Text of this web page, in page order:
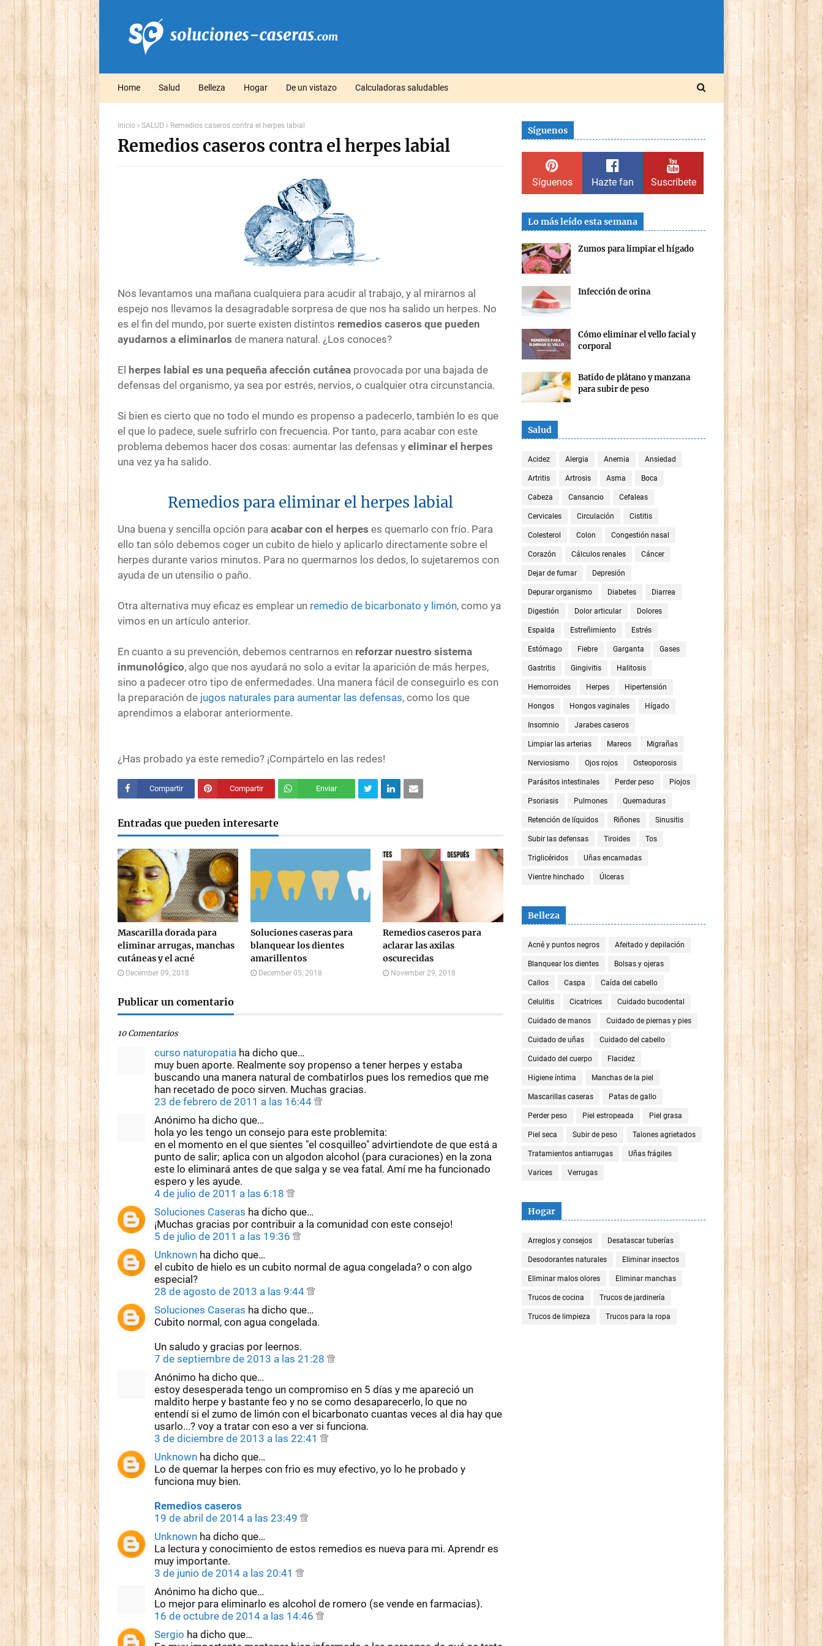
Home Salud Belleza Hogar De un vistazo Calculadoras saludables
Inicio SALUD Remedios caseros contra el herpes labial
Remedios caseros contra el herpes labial
Nos levantamos una mañana cualquiera para acudir al trabajo, y al mirarnos al
espejo nos llevamos la desagradable sorpresa de que nos ha salido un herpes. No
es el fin del mundo, por suerte existen distintos remedios caseros que pueden
ayudarnos a eliminarlos de manera natural. ¿Los conoces?
El herpes labial es una pequeña afección cutánea provocada por una bajada de
defensas del organismo, ya sea por estrés, nervios, o cualquier otra circunstancia.
Si bien es cierto que no todo el mundo es propenso a padecerlo, también lo es que
el que lo padece, suele sufrirlo con frecuencia. Por tanto, para acabar con este
problema debemos hacer dos cosas: aumentar las defensas y eliminar el herpes
una vez ya ha salido.
Remedios para eliminar el herpes labial
Una buena y sencilla opción para acabar con el herpes es quemarlo con frío. Para
ello tan sólo debemos coger un cubito de hielo y aplicarlo directamente sobre el
herpes durante varios minutos. Para no quermarnos los dedos, lo sujetaremos con
ayuda de un utensilio o paño.
Otra alternativa muy eficaz es emplear un remedio de bicarbonato y limón, como ya
vimos en un artículo anterior.
En cuanto a su prevención, debemos centrarnos en reforzar nuestro sistema
inmunológico, algo que nos ayudará no solo a evitar la aparición de más herpes,
sino a padecer otro tipo de enfermedades. Una manera fácil de conseguirlo es con
la preparación de jugos naturales para aumentar las defensas, como los que
aprendimos a elaborar anteriormente.
¿Has probado ya este remedio? ¡Compártelo en las redes!
Compartir Compartir Enviar
Entradas que pueden interesarte
Mascarilla dorada para
eliminar arrugas, manchas
cutáneas y el acné
December 09, 2018
Soluciones caseras para
blanquear los dientes
amarillentos
December 05, 2018
Remedios caseros para
aclarar las axilas
oscurecidas
November 29, 2018
Publicar un comentario
10 Comentarios
curso naturopatia ha dicho que…
muy buen aporte. Realmente soy propenso a tener herpes y estaba
buscando una manera natural de combatirlos pues los remedios que me
han recetado de poco sirven. Muchas gracias.
23 de febrero de 2011 a las 16:44
Anónimo ha dicho que…
hola yo les tengo un consejo para este problemita:
en el momento en el que sientes "el cosquilleo" advirtiendote de que está a
punto de salir; aplica con un algodon alcohol (para curaciones) en la zona
este lo eliminará antes de que salga y se vea fatal. Amí me ha funcionado
espero y les ayude.
4 de julio de 2011 a las 6:18
Soluciones Caseras ha dicho que…
¡Muchas gracias por contribuir a la comunidad con este consejo!
5 de julio de 2011 a las 19:36
Unknown ha dicho que…
el cubito de hielo es un cubito normal de agua congelada? o con algo
especial?
28 de agosto de 2013 a las 9:44
Soluciones Caseras ha dicho que…
Cubito normal, con agua congelada.
Un saludo y gracias por leernos.
7 de septiembre de 2013 a las 21:28
Anónimo ha dicho que…
estoy desesperada tengo un compromiso en 5 días y me apareció un
maldito herpe y bastante feo y no se como desaparecerlo, lo que no
entendí si el zumo de limón con el bicarbonato cuantas veces al dia hay que
usarlo...? voy a tratar con eso a ver si funciona.
3 de diciembre de 2013 a las 22:41
Unknown ha dicho que…
Lo de quemar la herpes con frio es muy efectivo, yo lo he probado y
funciona muy bien.
Remedios caseros
19 de abril de 2014 a las 23:49
Unknown ha dicho que…
La lectura y conocimiento de estos remedios es nueva para mi. Aprendr es
muy importante.
3 de junio de 2014 a las 20:41
Anónimo ha dicho que…
Lo mejor para eliminarlo es alcohol de romero (se vende en farmacias).
16 de octubre de 2014 a las 14:46
Sergio ha dicho que…
Síguenos
Síguenos Hazte fan Suscríbete
Lo más leído esta semana
Zumos para limpiar el hígado
Infección de orina
Cómo eliminar el vello facial y
corporal
Batido de plátano y manzana
para subir de peso
Salud
Acidez Alergia Anemia Ansiedad
Artritis Artrosis Asma Boca
Cabeza Cansancio Cefaleas
Cervicales Circulación Cistitis
Colesterol Colon Congestión nasal
Corazón Cálculos renales Cáncer
Dejar de fumar Depresión
Depurar organismo Diabetes Diarrea
Digestión Dolor articular Dolores
Espalda Estreñimiento Estrés
Estómago Fiebre Garganta Gases
Gastritis Gingivitis Halitosis
Hemorroides Herpes Hipertensión
Hongos Hongos vaginales Hígado
Insomnio Jarabes caseros
Limpiar las arterias Mareos Migrañas
Nerviosismo Ojos rojos Osteoporosis
Parásitos intestinales Perder peso Piojos
Psoriasis Pulmones Quemaduras
Retención de líquidos Riñones Sinusitis
Subir las defensas Tiroides Tos
Triglicéridos Uñas encarnadas
Vientre hinchado Úlceras
Belleza
Acné y puntos negros Afeitado y depilación
Blanquear los dientes Bolsas y ojeras
Callos Caspa Caída del cabello
Celulitis Cicatrices Cuidado bucodental
Cuidado de manos Cuidado de piernas y pies
Cuidado de uñas Cuidado del cabello
Cuidado del cuerpo Flacidez
Higiene íntima Manchas de la piel
Mascarillas caseras Patas de gallo
Perder peso Piel estropeada Piel grasa
Piel seca Subir de peso Talones agrietados
Tratamientos antiarrugas Uñas frágiles
Varices Verrugas
Hogar
Arreglos y consejos Desatascar tuberías
Desodorantes naturales Eliminar insectos
Eliminar malos olores Eliminar manchas
Trucos de cocina Trucos de jardinería
Trucos de limpieza Trucos para la ropa